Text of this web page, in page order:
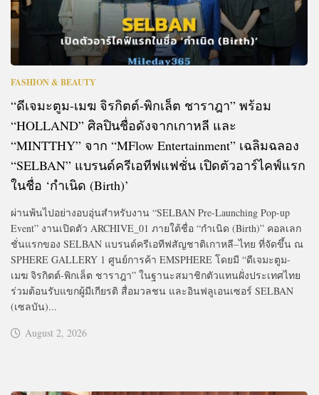
FASHION & BEAUTY
“ดีเจมะตูม-เมฆ จิรกิตต์-พิกเล็ต ชาราฎา” พร้อม
“HOLLAND” ศิลปินชื่อดังจากเกาหลี และ
“MINTTHY” จาก “MFlow Entertainment” เฉลิมฉลอง
“SELBAN” แบรนด์ครีเอทีฟแฟชั่น เปิดตัวอาร์ไคฟ์แรก
ในชื่อ ‘กำเนิด (Birth)’
ผ่านพ้นไปอย่างอบอุ่นสำหรับงาน “SELBAN Pre-Launching Pop-up
Event” งานเปิดตัว ARCHIVE_01 ภายใต้ชื่อ “กำเนิด (Birth)” คอลเลก
ชั่นแรกของ SELBAN แบรนด์ครีเอทีฟสัญชาติเกาหลี–ไทย ที่จัดขึ้น ณ
SPHERE GALLERY 1 ศูนย์การค้า EMSPHERE โดยมี “ดีเจมะตูม-
เมฆ จิรกิตต์-พิกเล็ต ชาราฎา” ในฐานะสมาชิกตัวแทนฝั่งประเทศไทย
ร่วมต้อนรับแขกผู้มีเกียรติ สื่อมวลชน และอินฟลูเอนเซอร์ SELBAN
(เซลบัน)...
August 2, 2026